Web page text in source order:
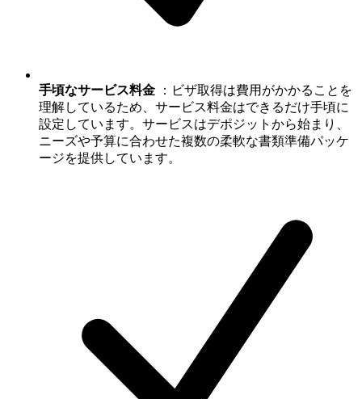
手頃なサービス料金 ：ビザ取得は費用がかかることを
理解しているため、サービス料金はできるだけ手頃に
設定しています。サービスはデポジットから始まり、
ニーズや予算に合わせた複数の柔軟な書類準備パッケ
ージを提供しています。